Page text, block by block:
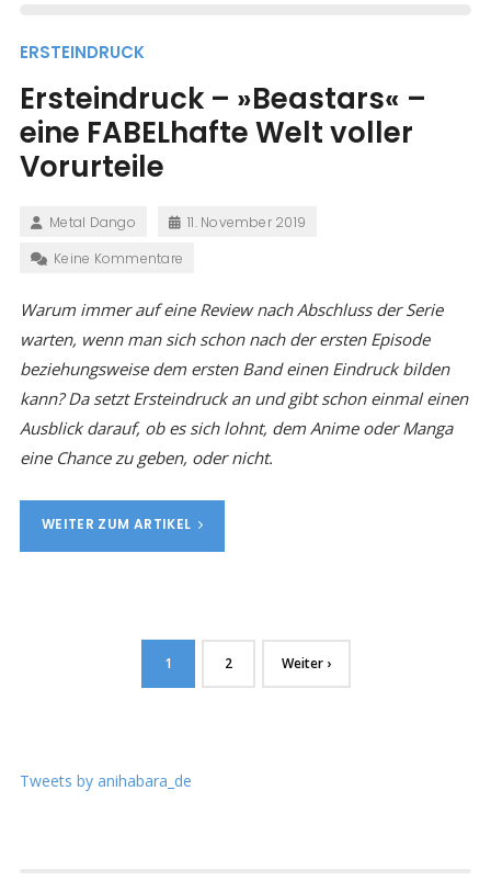
ERSTEINDRUCK
Ersteindruck – »Beastars« –
eine FABELhafte Welt voller
Vorurteile
Metal Dango
11. November 2019
Keine Kommentare
Warum immer auf eine Review nach Abschluss der Serie
warten, wenn man sich schon nach der ersten Episode
beziehungsweise dem ersten Band einen Eindruck bilden
kann? Da setzt Ersteindruck an und gibt schon einmal einen
Ausblick darauf, ob es sich lohnt, dem Anime oder Manga
eine Chance zu geben, oder nicht.
WEITER ZUM ARTIKEL
1 2 Weiter ›
Tweets by anihabara_de